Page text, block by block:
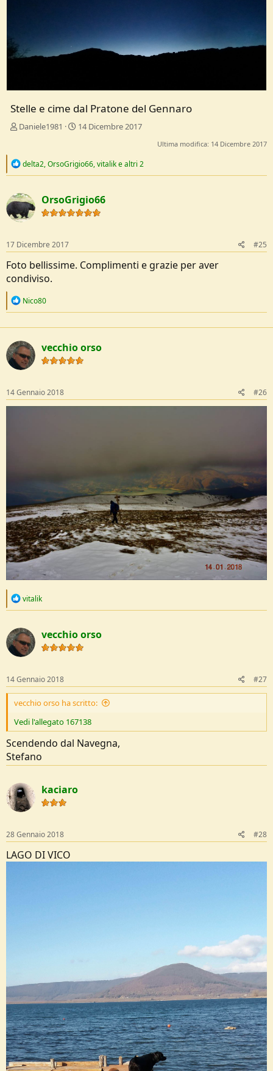
Stelle e cime dal Pratone del Gennaro
Daniele1981 14 Dicembre 2017
Ultima modifica: 14 Dicembre 2017
R
c
t
i
o
s
:
delta2,OrsoGrigio66,vitalike altri 2
OrsoGrigio66
17 Dicembre 2017 #25
Foto bellissime. Complimenti e grazie per aver
condiviso.
R
c
t
i
o
n
Nico80
vecchio orso
14 Gennaio 2018 #26
R
c
t
i
o
s
:
vitalik
vecchio orso
14 Gennaio 2018 #27
vecchio orso ha scritto:
Vedi l'allegato 167138
Scendendo dal Navegna,
Stefano
kaciaro
28 Gennaio 2018 #28
LAGO DI VICO